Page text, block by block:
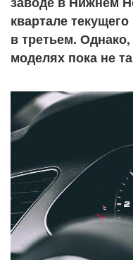
квартале
в третьем.
моделях пока не